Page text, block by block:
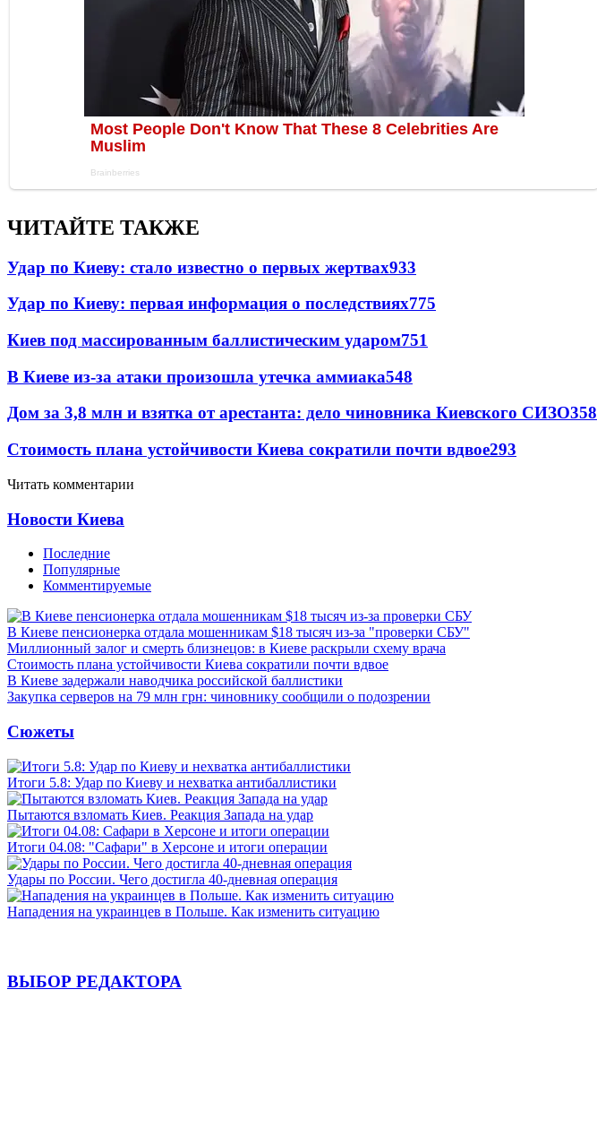
ЧИТАЙТЕ ТАКЖЕ
Удар по Киеву: стало известно о первых жертвах933
Удар по Киеву: первая информация о последствиях775
Киев под массированным баллистическим ударом751
В Киеве из-за атаки произошла утечка аммиака548
Дом за 3,8 млн и взятка от арестанта: дело чиновника Киевского СИЗО358
Стоимость плана устойчивости Киева сократили почти вдвое293
Читать комментарии
Новости Киева
Последние
Популярные
Комментируемые
В Киеве пенсионерка отдала мошенникам $18 тысяч из-за "проверки СБУ"
Миллионный залог и смерть близнецов: в Киеве раскрыли схему врача
Стоимость плана устойчивости Киева сократили почти вдвое
В Киеве задержали наводчика российской баллистики
Закупка серверов на 79 млн грн: чиновнику сообщили о подозрении
Сюжеты
Итоги 5.8: Удар по Киеву и нехватка антибаллистики
Пытаются взломать Киев. Реакция Запада на удар
Итоги 04.08: "Сафари" в Херсоне и итоги операции
Удары по России. Чего достигла 40-дневная операция
Нападения на украинцев в Польше. Как изменить ситуацию
ВЫБОР РЕДАКТОРА